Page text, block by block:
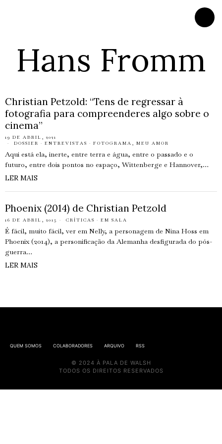
Hans Fromm
Christian Petzold: “Tens de regressar à
fotografia para compreenderes algo sobre o
cinema”
19 DE ABRIL, 2021
DOSSIER · ENTREVISTAS · FOTOGRAMA, MEU AMOR
Aqui está ela, inerte, entre terra e água, entre o passado e o
futuro, entre dois pontos no espaço, Wittenberge e Hannover,…
LER MAIS
Phoenix (2014) de Christian Petzold
16 DE ABRIL, 2015 CRÍTICAS · EM SALA
É fácil, muito fácil, ver em Nelly, a personagem de Nina Hoss em
Phoenix (2014), a personificação da Alemanha desfigurada do pós-
guerra…
LER MAIS
QUEM SOMOS COLABORADORES ARQUIVO RSS
© 2024 À PALA DE WALSH
TODOS OS DIREITOS RESERVADOS